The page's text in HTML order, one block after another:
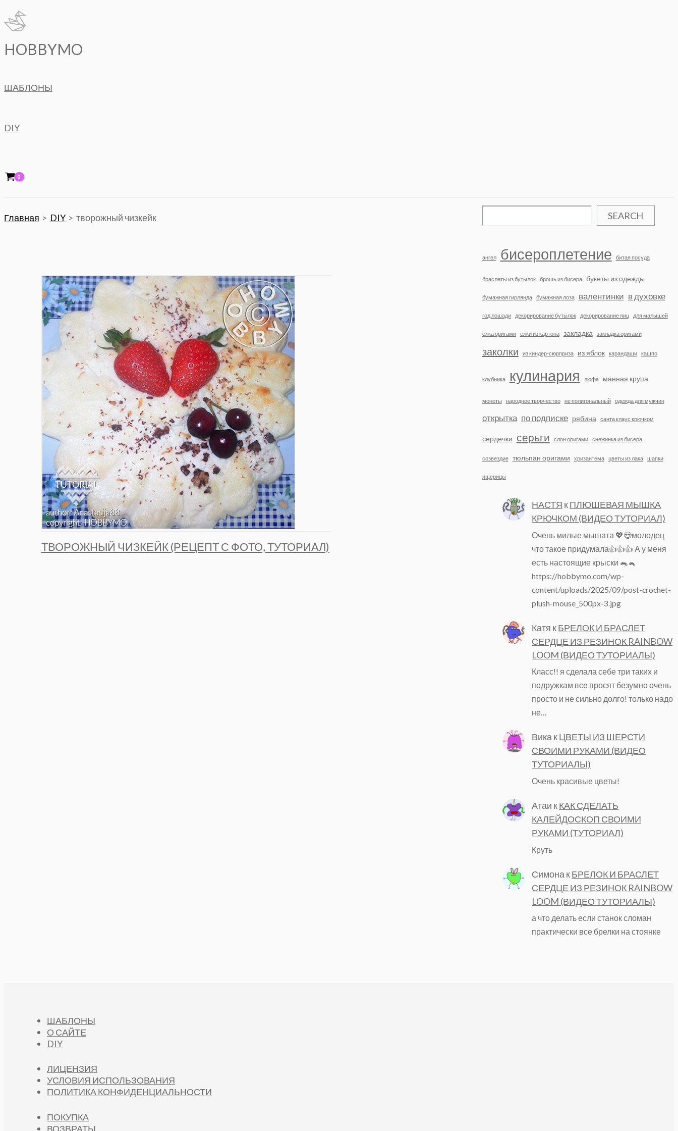
Перейти
к
содержимому
HOBBYMO
ШАБЛОНЫ
DIY
Главная DIY творожный чизкейк
ТВОРОЖНЫЙ ЧИЗКЕЙК (РЕЦЕПТ С ФОТО, ТУТОРИАЛ)
SEARCH
ангел бисероплетение битая посуда
браслеты из бутылок брошь из бисера букеты из одежды
бумажная гирлянда бумажная лоза валентинки в духовке
год лошади декорирование бутылок декорирование яиц для малышей
елка оригами елки из картона закладка закладка оригами
заколки из киндер-сюрприза из яблок карандаши кашпо
клубника кулинария люфа манная крупа
монеты народное творчество не полигональный одежда для мужчин
открытка по подписке рябина санта клаус крючком
сердечки серьги слон оригами снежинка из бисера
созвездие тюльпан оригами хризантема цветы из лака шапки
ящерицы
НАСТЯ кПЛЮШЕВАЯ МЫШКА
КРЮЧКОМ (ВИДЕО ТУТОРИАЛ)
Очень милые мышата 💖😍молодец
что такое придумала👍👍👍 А у меня
есть настоящие крыски 🐀🐁
https://hobbymo.com/wp-
content/uploads/2025/09/post-crochet-
plush-mouse_500px-3.jpg
Катя кБРЕЛОК И БРАСЛЕТ
СЕРДЦЕ ИЗ РЕЗИНОК RAINBOW
LOOM (ВИДЕО ТУТОРИАЛЫ)
Класс!! я сделала себе три таких и
подружкам все просят безумно очень
просто и не сильно долго! только надо
не…
ВикакЦВЕТЫ ИЗ ШЕРСТИ
СВОИМИ РУКАМИ (ВИДЕО
ТУТОРИАЛЫ)
Очень красивые цветы!
Атаи кКАК СДЕЛАТЬ
КАЛЕЙДОСКОП СВОИМИ
РУКАМИ (ТУТОРИАЛ)
Круть
Симона кБРЕЛОК И БРАСЛЕТ
СЕРДЦЕ ИЗ РЕЗИНОК RAINBOW
LOOM (ВИДЕО ТУТОРИАЛЫ)
а что делать если станок сломан
практически все брелки на стоянке
ШАБЛОНЫ
О САЙТЕ
DIY
ЛИЦЕНЗИЯ
УСЛОВИЯ ИСПОЛЬЗОВАНИЯ
ПОЛИТИКА КОНФИДЕНЦИАЛЬНОСТИ
ПОКУПКА
ВОЗВРАТЫ